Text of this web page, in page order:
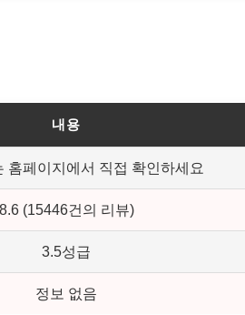
내용
홈페이지에서 직접 확인하세요
8.6 (15446건의 리뷰)
3.5성급
정보 없음